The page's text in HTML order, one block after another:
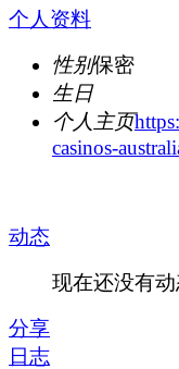
个人资料
性别保密
生日
个人主页
casinos-
动态
现在还没有动
分享
日志